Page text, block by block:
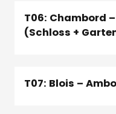
T06: Chambord
(Schloss +
T07: Blois –